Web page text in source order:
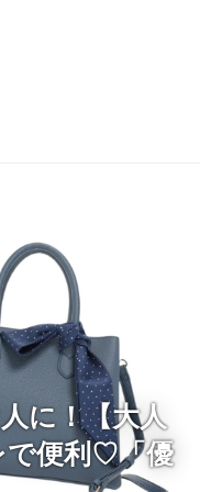
に！【大人
で便利♡「優